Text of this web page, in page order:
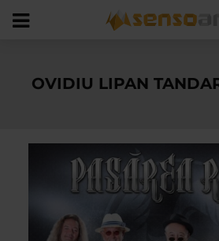
OVIDIU LIPAN